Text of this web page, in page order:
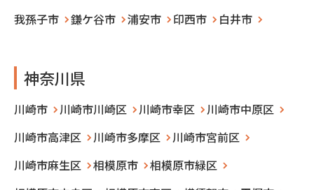
我孫子市
鎌ケ谷市 浦安市 印西市 白井市
神奈川県
川崎市 川崎市川崎区 川崎市幸区
川崎市中原区
川崎市高津区
川崎市多摩区
川崎市宮前区
川崎市麻生区
相模原市
相模原市緑区